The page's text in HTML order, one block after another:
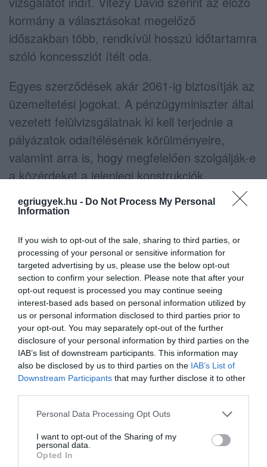
egriugyek.hu - Do Not Process My Personal
Information
If you wish to opt-out of the sale, sharing to third parties, or
processing of your personal or sensitive information for
targeted advertising by us, please use the below opt-out
section to confirm your selection. Please note that after your
opt-out request is processed you may continue seeing
interest-based ads based on personal information utilized by
us or personal information disclosed to third parties prior to
your opt-out. You may separately opt-out of the further
disclosure of your personal information by third parties on the
IAB’s list of downstream participants. This information may
also be disclosed by us to third parties on the IAB’s List of
Downstream Participants that may further disclose it to other
Please note that this website/app uses one or more Google
not limited to your visit or usage behaviour. You may click to
grant or deny consent to Google and its third-party tags to
use your data for below specified purposes in below Google
Personal Data Processing Opt Outs
I want to opt-out of the Sharing of my
personal data.
Opted In
kormány a választásokat megelőző
időszakban több, rendkívül hosszú időtartamra
szóló koncessziót ítélt oda.
Egyes szerződések akár 2061-ig biztosítják az
üzemeltetési jogokat. A pénzügyminiszter által
vezetett felülvizsgálatnak ki kell terjednie a
pályázatok odaítélésének körülményeire,
valamint arra is, hogy megfelelően szolgálják-e
a közérdeket a jelenlegi konstrukciók.
Tovább szigorodhatnak a
korrupcióellenes szabályok
A kormány több ponton módosítaná az
Országgyűlés előtt lévő korrupcióellenes
jogszabálycsomagot is. A változtatások az
Európai Bizottsággal folytatott egyeztetések
eredményeként kerülhetnek a törvénybe.
A tervek szerint szigorodnak a
vagyonnyilatkozatokra vonatkozó szabályok.
Az Integritási Hatóság és egyes közjogi
szervek esetében automatikussá válhat a
bírság kiszabása, ha a vagyonnyilatkozat